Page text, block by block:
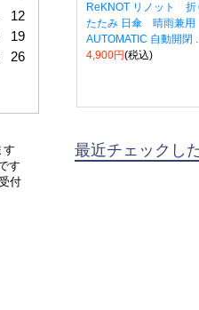
ReKNOT リノット 折
たたみ 日傘 晴雨兼用
AUTOMATIC 自動開閉
4,900円(税込)
最近チェックし